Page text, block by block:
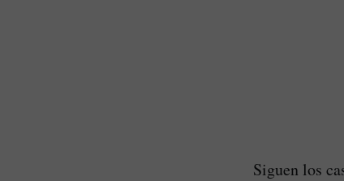
Siguen los